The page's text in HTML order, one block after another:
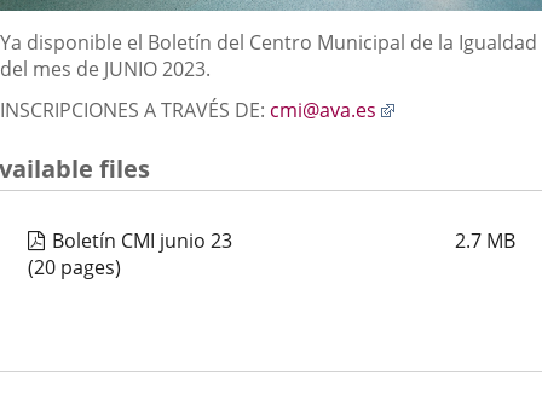
Descripción
Ya disponible el Boletín del Centro Municipal de la Igualdad
del mes de JUNIO 2023.
INSCRIPCIONES A TRAVÉS DE: cmi@ava.es
aplicación
files
Boletín CMI junio 23 2.7 MB
(20 pages)